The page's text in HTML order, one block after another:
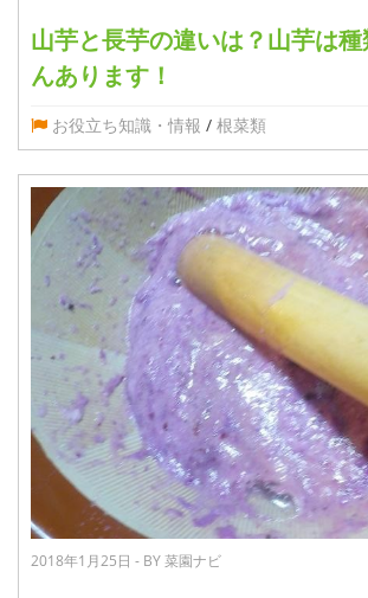
山芋と長芋の違いは？山芋は種
んあります！
お役立ち知識・情報 / 根菜類
2018年1月25日 - BY 菜園ナビ